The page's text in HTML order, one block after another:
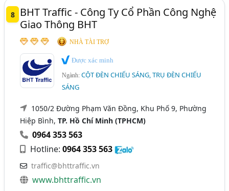
8
BHT Traffic - Công Ty Cổ Phần Công Nghệ
Giao Thông BHT
NHÀ TÀI TRỢ
Được xác minh
Ngành:CỘT ĐÈN CHIẾU SÁNG, TRỤ ĐÈN CHIẾU
SÁNG
1050/2 Đường Phạm Văn Đồng, Khu Phố 9, Phường
Hiệp Bình,TP. Hồ Chí Minh (TPHCM)
0964 353 563
Hotline:0964 353 563
traffic@bhttraffic.vn
www.bhttraffic.vn